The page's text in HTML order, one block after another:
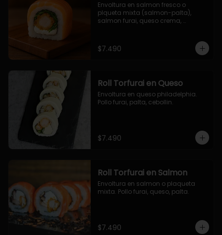
Envoltura en salmon fresco o
plqueta mixta (salmon-palta),
salmon furai, queso crema,
$7.490
Roll Torfurai en Queso
Envoltura en queso philadelphia.
Pollo furai, palta, cebollin.
$7.490
Roll Torfurai en Salmon
Envoltura en salmon o plaqueta
mixta. Pollo furai, queso, palta.
$7.490